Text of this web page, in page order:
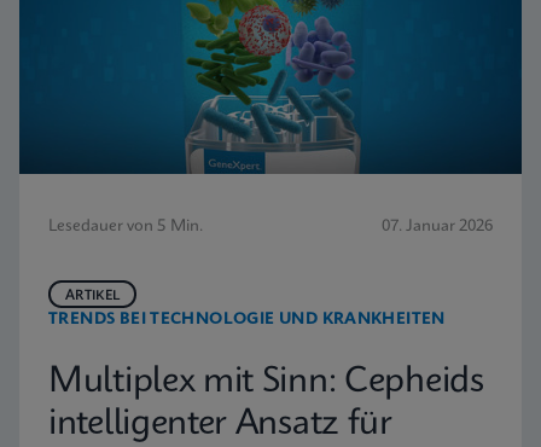
Lesedauer von 5 Min. 07. Januar 2026
TRENDS BEI TECHNOLOGIE UND KRANKHEITEN
ARTIKEL
Multiplex mit Sinn: Cepheids
intelligenter Ansatz für